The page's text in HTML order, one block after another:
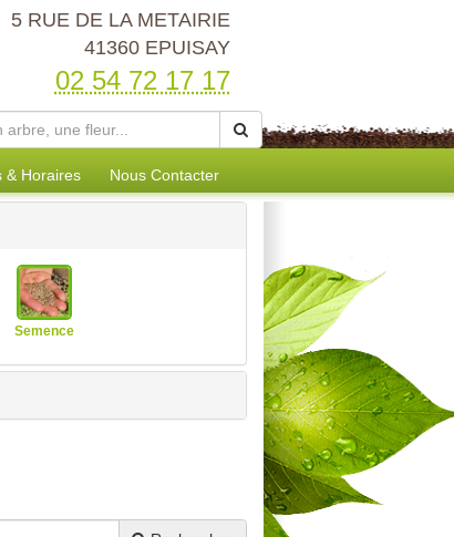
5 RUE DE LA METAIRIE
41360 EPUISAY
02 54 72 17 17
& Horaires Nous Contacter
Semence